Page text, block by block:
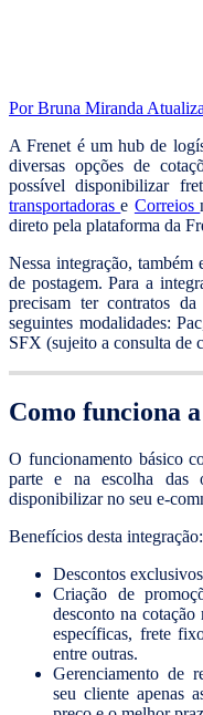
Por Bruna Miranda
A Frenet é um hub de
diversas opções de
possível disponibilizar
transportadorase Correios
direto pela plataforma da
Nessa integração, também
de postagem. Para a
precisam ter contratos
seguintes modalidades:
SFX (sujeito a consulta de
Como funciona
O funcionamento básico
parte e na escolha das
disponibilizar no seu e-
Benefícios desta integração:
Descontos
Criação de
desconto na
específicas, frete
entre outras.
Gerenciamento de
seu cliente apenas